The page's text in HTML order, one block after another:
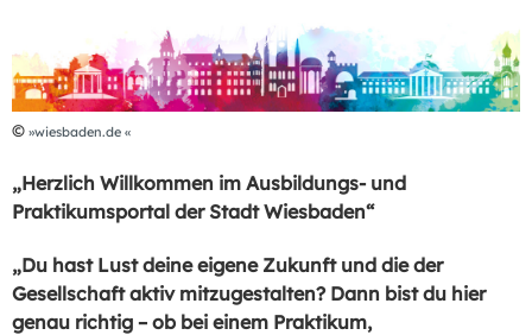
© wiesbaden.de
„Herzlich Willkommen im Ausbildungs- und
Praktikumsportal der Stadt Wiesbaden“
„Du hast Lust deine eigene Zukunft und die der
Gesellschaft aktiv mitzugestalten? Dann bist du hier
genau richtig – ob bei einem Praktikum,